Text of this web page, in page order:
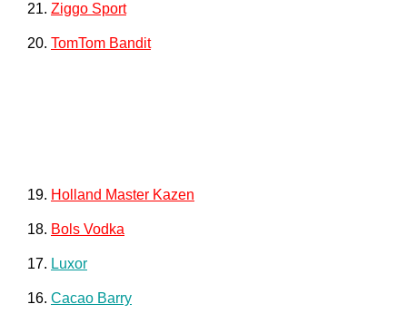
21. Ziggo Sport
20. TomTom Bandit
19. Holland Master Kazen
18. Bols Vodka
17. Luxor
16. Cacao Barry